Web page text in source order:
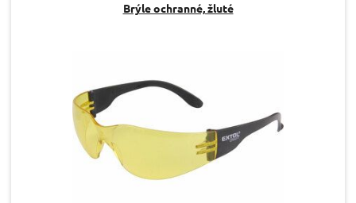
Brýle ochranné, žluté